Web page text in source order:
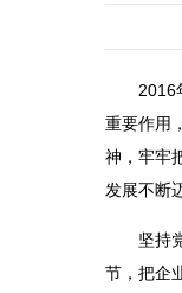
2016
重要作用
神，牢牢
发展不断
坚持
节，把企